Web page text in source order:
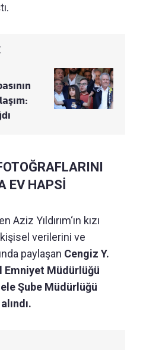
EV HAPSİ
Yıldırım‘ın kızı
kişisel verilerini ve
paylaşan Cengiz Y.
Emniyet Müdürlüğü
Şube Müdürlüğü